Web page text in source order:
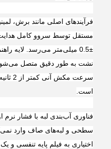
فرآیندهای اصلی مانند برش،
مستقل توسط سروو کامل
±0.5 میلی‌متر می‌رسد. لایه
نشت به طور دقیق متصل
است.
فناوری آب‌بندی لبه با فشار نرم
سطحی و لبه‌های صاف وارد
اختیاری به فیلم پایه تنفسی و